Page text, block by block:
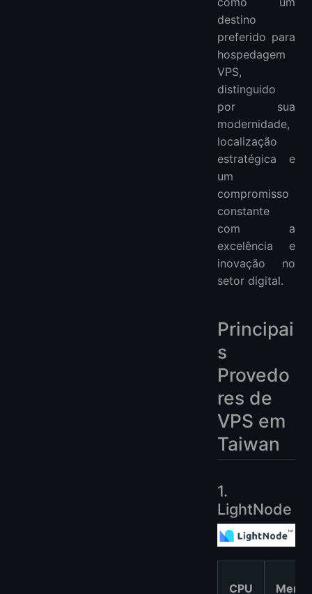
destino
preferido para
hospedagem
VPS,
distinguido
por sua
modernidade,
localização
estratégica e
um
compromisso
constante
com a
excelência e
inovação no
setor digital.
Principai
s
Provedo
res de
VPS em
Taiwan
1.
LightNode
CPU